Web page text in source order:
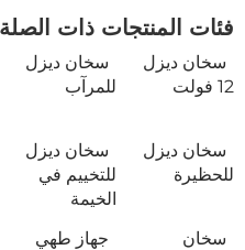
فئات المنتجات ذات الصلة
سخان ديزل
12 فولت
سخان ديزل
للمرآب
سخان ديزل
للحظيرة
سخان ديزل
للتخييم في
الخيمة
سخان
جهاز طهي